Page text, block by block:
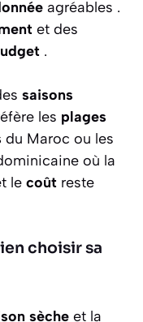
agréables .
et des
.
saisons
les plages
du Maroc ou les
où la
le coût reste
choisir sa
sèche et la